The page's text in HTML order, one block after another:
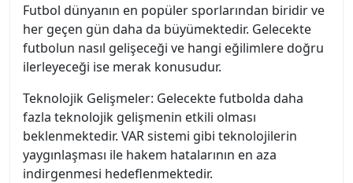
Futbol dünyanın en popüler sporlarından biridir ve
her geçen gün daha da büyümektedir. Gelecekte
futbolun nasıl gelişeceği ve hangi eğilimlere doğru
ilerleyeceği ise merak konusudur.
Teknolojik Gelişmeler: Gelecekte futbolda daha
fazla teknolojik gelişmenin etkili olması
beklenmektedir. VAR sistemi gibi teknolojilerin
yaygınlaşması ile hakem hatalarının en aza
indirgenmesi hedeflenmektedir.